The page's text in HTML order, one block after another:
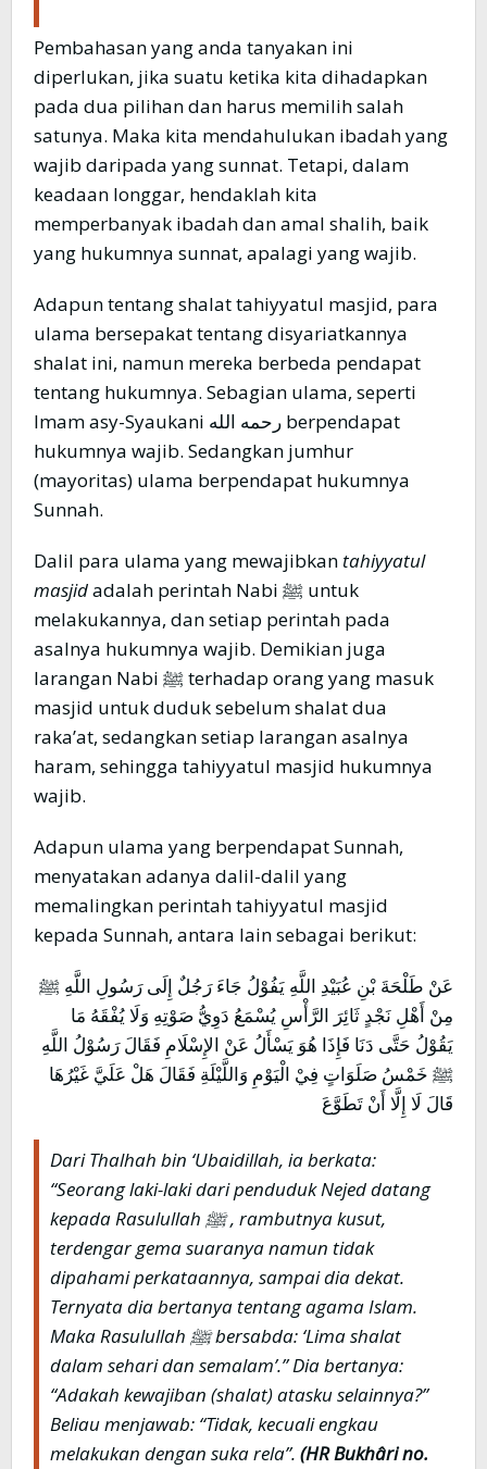
Pembahasan yang anda tanyakan ini
diperlukan, jika suatu ketika kita dihadapkan
pada dua pilihan dan harus memilih salah
satunya. Maka kita mendahulukan ibadah yang
wajib daripada yang sunnat. Tetapi, dalam
keadaan longgar, hendaklah kita
memperbanyak ibadah dan amal shalih, baik
yang hukumnya sunnat, apalagi yang wajib.
Adapun tentang shalat tahiyyatul masjid, para
ulama bersepakat tentang disyariatkannya
shalat ini, namun mereka berbeda pendapat
tentang hukumnya. Sebagian ulama, seperti
Imam asy-Syaukani رحمه الله berpendapat
hukumnya wajib. Sedangkan jumhur
(mayoritas) ulama berpendapat hukumnya
Sunnah.
Dalil para ulama yang mewajibkan tahiyyatul
masjidadalah perintah Nabi ﷺ untuk
melakukannya, dan setiap perintah pada
asalnya hukumnya wajib. Demikian juga
larangan Nabi ﷺ terhadap orang yang masuk
masjid untuk duduk sebelum shalat dua
raka’at, sedangkan setiap larangan asalnya
haram, sehingga tahiyyatul masjid hukumnya
wajib.
Adapun ulama yang berpendapat Sunnah,
menyatakan adanya dalil-dalil yang
memalingkan perintah tahiyyatul masjid
kepada Sunnah, antara lain sebagai berikut:
عَنْ طَلْحَةَ بْنِ عُبَيْدِ اللَّهِ يَفُوْلُ جَاءَ رَجُلٌ إِلَى رَسُولِ اللَّهِ ﷺ
مِنْ أَهْلِ نَجْدٍ ثَائِرَ الرَّأْسِ يُسْمَعُ دَوِيُّ صَوْتِهِ وَلَا يُفْقَهُ مَا
يَقُوْلُ حَتَّى دَنَا فَإِذَا هُوَ يَسْأَلُ عَنْ الإِسْلَامِ فَقَالَ رَسُوْلُ اللَّهِ
ﷺ خَمْسُ صَلَوَاتٍ فِيْ الْيَوْمِ وَاللَّيْلَةِ فَقَالَ هَلْ عَلَيَّ غَيْرُهَا
قَالَ لَا إِلَّا أَنْ تَطَوَّعَ
Dari Thalhah bin ‘Ubaidillah, ia berkata:
“Seorang laki-laki dari penduduk Nejed datang
kepada Rasulullah ﷺ , rambutnya kusut,
terdengar gema suaranya namun tidak
dipahami perkataannya, sampai dia dekat.
Ternyata dia bertanya tentang agama Islam.
Maka Rasulullah ﷺ bersabda: ‘Lima shalat
dalam sehari dan semalam’.” Dia bertanya:
“Adakah kewajiban (shalat) atasku selainnya?”
Beliau menjawab: “Tidak, kecuali engkau
melakukan dengan suka rela”. (HR Bukhâri no.